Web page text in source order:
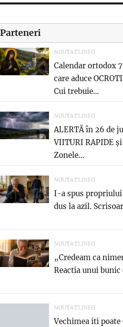
Parteneri
NOUTATI.INFO
Calendar ortodox
care aduce
Cui trebuie...
NOUTATI.INFO
ALERTĂ în 26 de
VIITURI RAPIDE
Zonele...
NOUTATI.INFO
I-a spus propriului
dus la azil.
NOUTATI.INFO
„Credeam ca
Reactia unui
NOUTATI.INFO
Vechimea iti poate